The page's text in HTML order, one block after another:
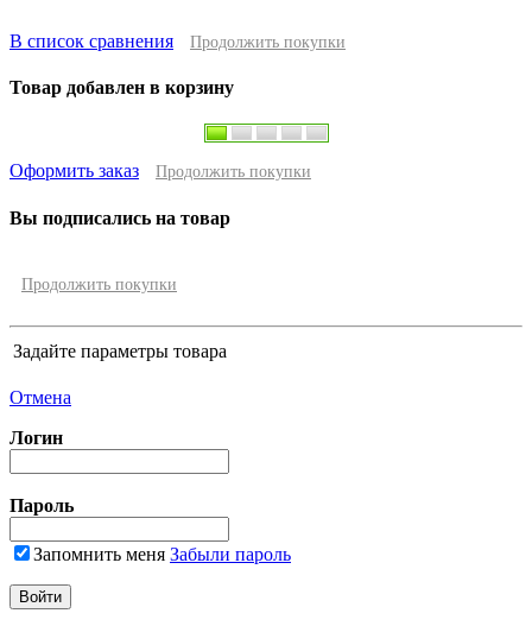
В список сравнения Продолжить покупки
Товар добавлен в корзину
Оформить заказ Продолжить покупки
Вы подписались на товар
Продолжить покупки
Задайте параметры товара
Отмена
Логин
Пароль
Запомнить меня Забыли пароль